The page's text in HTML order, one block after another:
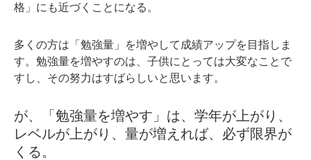
格」にも近づくことになる。
多くの方は「勉強量」を増やして成績アップを目指しま
す。勉強量を増やすのは、子供にとっては大変なことで
すし、その努力はすばらしいと思います。
が、「勉強量を増やす」は、学年が上がり、
レベルが上がり、量が増えれば、必ず限界が
くる。